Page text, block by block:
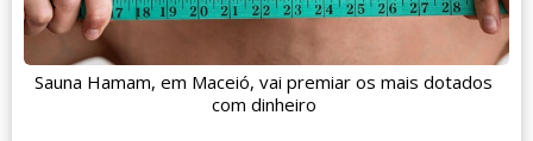
Sauna Hamam, em Maceió, vai premiar os mais dotados
com dinheiro